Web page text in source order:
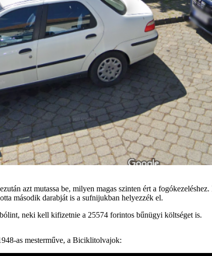
azt mutassa be, milyen magas szinten ért a
második darabját is a sufnijukban helyezzék el.
neki kell kifizetnie a 25574 forintos bűnügyi költséget is.
as mesterműve, a Biciklitolvajok: